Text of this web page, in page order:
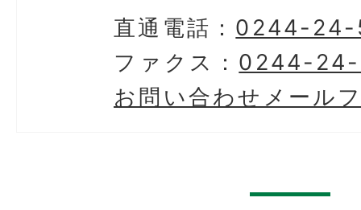
直通電話： 0244-24-
ファクス： 0244-
お問い合わせメール